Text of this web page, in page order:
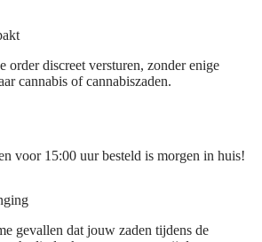
order discreet versturen, zonder enige
cannabis of cannabiszaden.
voor 15:00 uur besteld is morgen in huis!
gevallen dat jouw zaden tijdens de